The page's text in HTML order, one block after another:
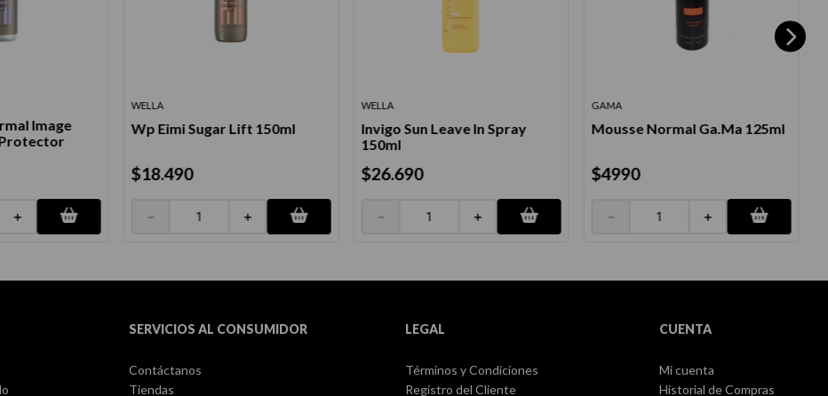
Image
Protector
＋
WELLA
Wp Eimi Sugar Lift 150ml
$18.490
＋
－
WELLA
Invigo Sun Leave In Spray
150ml
$26.690
＋
－
GAMA
Mousse Normal Ga.Ma 125ml
$4990
＋
－
SERVICIOS AL CONSUMIDOR
Contáctanos
Tiendas
LEGAL
Términos y Condiciones
Registro del Cliente
CUENTA
Mi cuenta
Historial de Compras